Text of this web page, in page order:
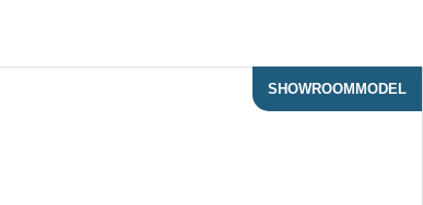
ACTIE
SHOWROOMMODEL